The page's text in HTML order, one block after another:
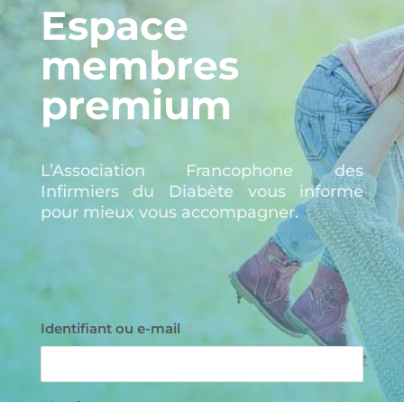
Espace
membres
premium
L’Association Francophone des
Infirmiers du Diabète vous informe
pour mieux vous accompagner.
Identifiant ou e-mail *